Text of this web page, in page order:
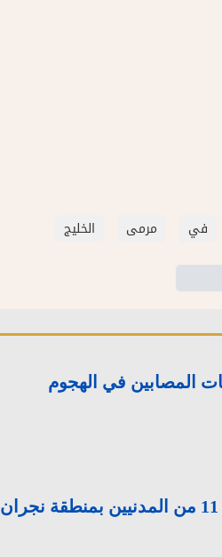
في مرمى الخليج
المصابين في الهجوم
بينهم7 سعوديين.. التحالف يعلن إصابة 11 من المدنيين بمنطقة نجران